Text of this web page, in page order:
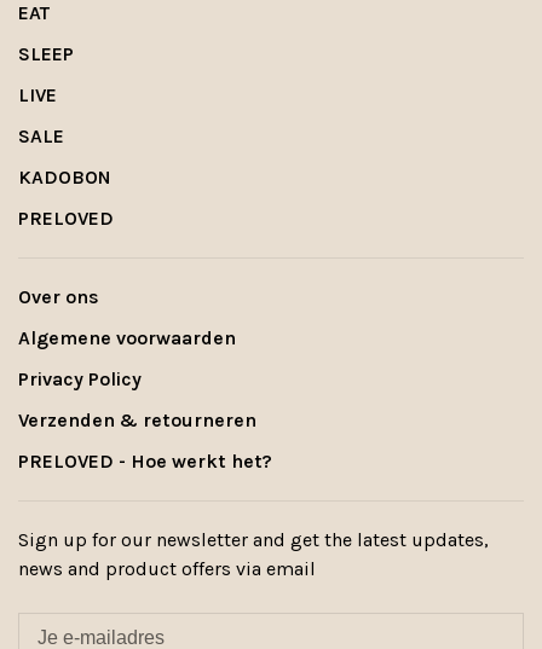
EAT
SLEEP
LIVE
SALE
KADOBON
PRELOVED
Over ons
Algemene voorwaarden
Privacy Policy
Verzenden & retourneren
PRELOVED - Hoe werkt het?
Sign up for our newsletter and get the latest updates,
news and product offers via email